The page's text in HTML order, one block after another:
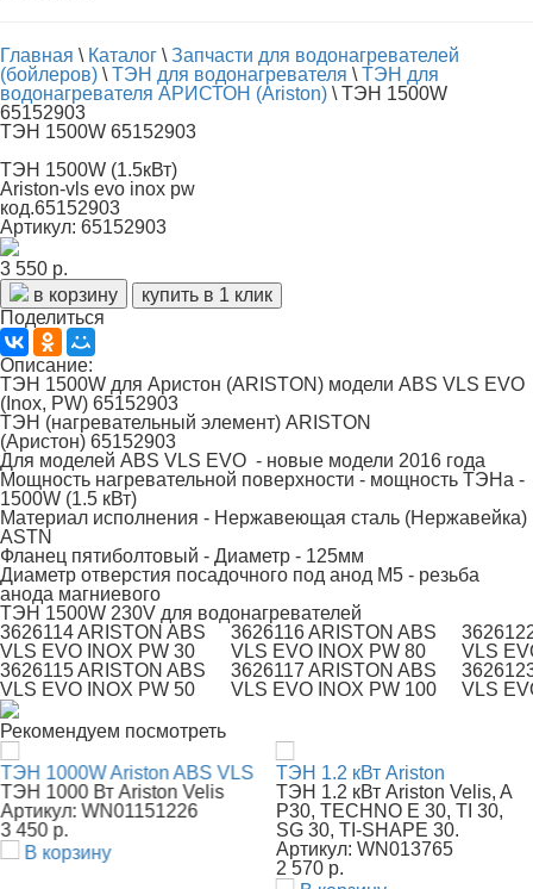
Главная \ Каталог \ Запчасти для водонагревателей
(бойлеров) \ ТЭН для водонагревателя \ ТЭН для
водонагревателя АРИСТОН (Ariston) \ ТЭН 1500W
65152903
ТЭН 1500W 65152903
ТЭН 1500W (1.5кВт)
Ariston-vls evo inox pw
код.65152903
Артикул: 65152903
3 550 р.
в корзину
купить в 1 клик
Поделиться
Описание:
ТЭН 1500W для Аристон (ARISTON) модели ABS VLS EVO
(Inox, PW) 65152903
ТЭН (нагревательный элемент) ARISTON
(Аристон) 65152903
Для моделей ABS VLS EVO - новые модели 2016 года
Мощность нагревательной поверхности - мощность ТЭНа -
1500W (1.5 кВт)
Материал исполнения - Нержавеющая сталь (Нержавейка)
ASTN
Фланец пятиболтовый - Диаметр - 125мм
Диаметр отверстия посадочного под анод М5 - резьба
анода магниевого
ТЭН 1500W 230V для водонагревателей
3626114 ARISTON ABS
VLS EVO INOX PW 30
3626116 ARISTON ABS
VLS EVO INOX PW 80
VLS
3626115 ARISTON ABS
VLS EVO INOX PW 50
3626117 ARISTON ABS
VLS EVO INOX PW 100
VLS
Рекомендуем посмотреть
ТЭН 1000W Ariston ABS VLS
ТЭН 1000 Вт Ariston Velis
Артикул: WN01151226
3 450 р.
В корзину
ТЭН 1.2 кВт Ariston
ТЭН 1.2 кВт Ariston Velis, A
P30, TECHNO E 30, TI 30,
SG 30, TI-SHAPE 30.
Артикул: WN013765
2 570 р.